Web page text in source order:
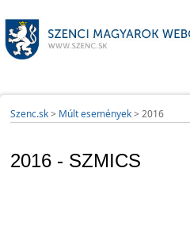
Szenc.sk> Múlt események> 2016
2016 - SZMICS